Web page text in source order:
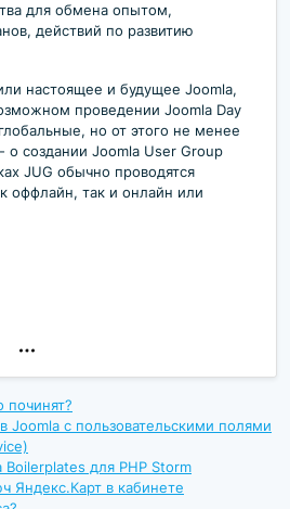
для обмена опытом,
действий по развитию
настоящее и будущее Joomla,
проведении Joomla Day
но от этого не менее
создании Joomla User Group
JUG обычно проводятся
оффлайн, так и онлайн или
починят?
Joomla с пользовательскими полями
для PHP Storm
Яндекс.Карт в кабинете